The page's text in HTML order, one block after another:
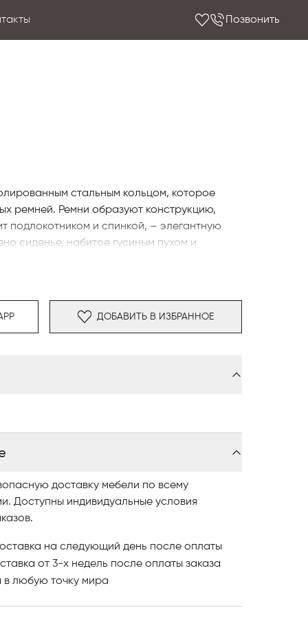
Позвонить
стальным кольцом, которое
ремней. Ремни образуют конструкцию,
подлокотником и спинкой, – элегантную
сиденье, набитое гусиным пухом и
и прямоугольными подушками. Все
оснащен восемью односторонними
диван на 360°.
ДОБАВИТЬ В ИЗБРАННОЕ
доставку мебели по всему
Доступны индивидуальные условия
на следующий день после оплаты
от 3-х недель после оплаты заказа
в любую точку мира